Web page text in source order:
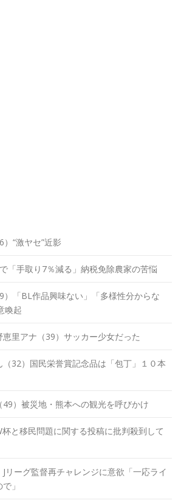
）“激ヤセ”近影
「手取り7％減る」納税免除農家の苦悩
）「BL作品興味ない」「多様性分からな
喚起
恵里アナ（39）サッカー少女だった
（32）国民栄誉賞記念品は「包丁」１０本
49）被災地・熊本への観光を呼びかけ
杯と移民問題に関する投稿に批判殺到して
Jリーグ監督再チャレンジに意欲「一応ライ
」